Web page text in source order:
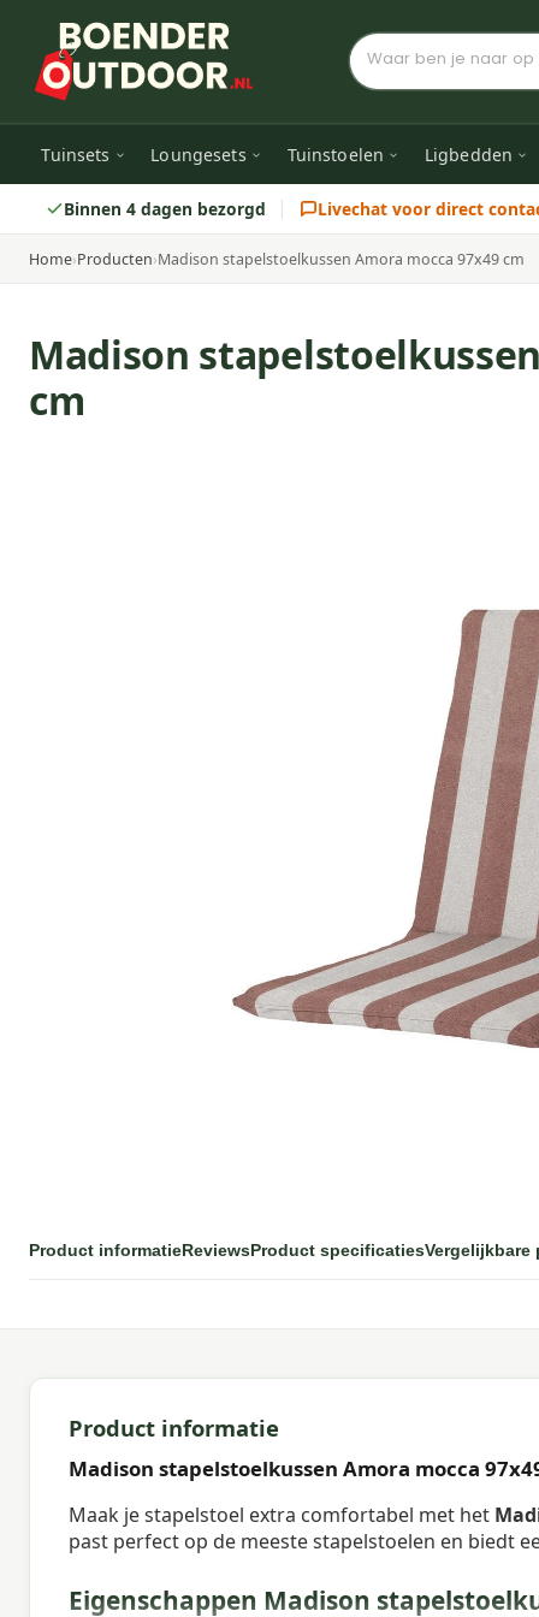
Tuinsets Loungesets Tuinstoelen Ligbedden
Binnen 4 dagen bezorgd Livechat voor direct
Home›Producten›Madison stapelstoelkussen Amora mocca 97x49 cm
Madison
cm
Product informatieReviewsProduct specificatiesVergelijkbare
Product informatie
Madison stapelstoelkussen Amora mocca
Maak je stapelstoel extra comfortabel met het
past perfect op de meeste stapelstoelen en biedt
Eigenschappen Madison